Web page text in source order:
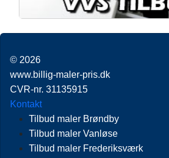
© 2026
www.billig-maler-pris.dk
CVR-nr. 31135915
Kontakt
Tilbud maler Brøndby
Tilbud maler Vanløse
Tilbud maler Frederiksværk